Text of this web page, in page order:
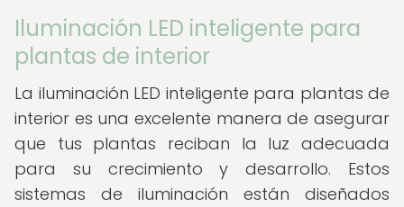
Iluminación LED inteligente para
plantas de interior
La iluminación LED inteligente para plantas de
interior es una excelente manera de asegurar
que tus plantas reciban la luz adecuada
para su crecimiento y desarrollo. Estos
sistemas de iluminación están diseñados